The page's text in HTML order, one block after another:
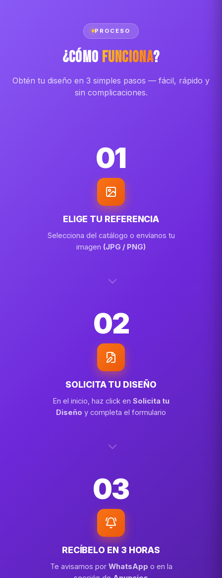
PROCESO
¿Cómo Funciona?
Obtén tu diseño en 3 simples pasos — fácil, rápido y
sin complicaciones.
01
ELIGE TU REFERENCIA
Selecciona del catálogo o envíanos tu
imagen (JPG / PNG)
02
SOLICITA TU DISEÑO
En el inicio, haz click en Solicita tu
Diseño y completa el formulario
03
RECÍBELO EN 3 HORAS
Te avisamos por WhatsApp o en la